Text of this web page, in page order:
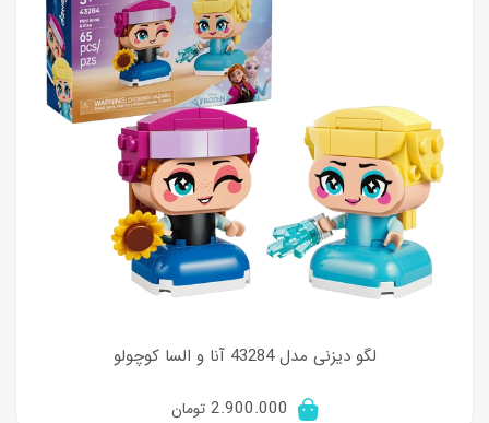
لگو دیزنی مدل 43284 آنا و السا کوچولو
2.900.000 تومان